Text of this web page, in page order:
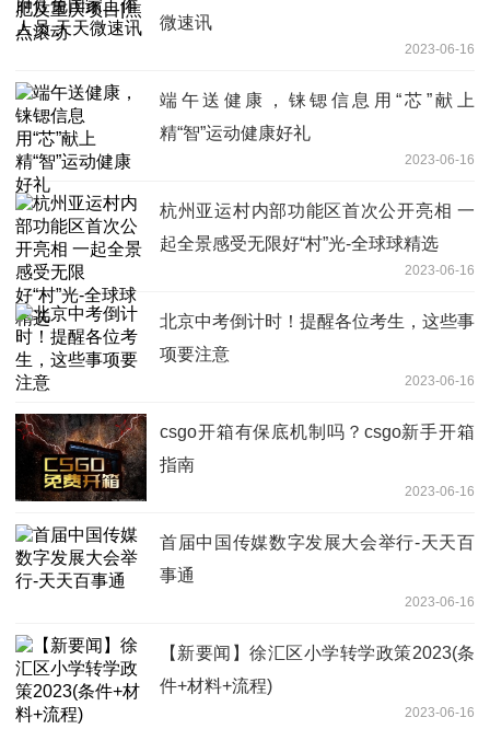
微速讯
2023-06-16
端午送健康，铼锶信息用“芯”献上
精“智”运动健康好礼
2023-06-16
杭州亚运村内部功能区首次公开亮相 一
起全景感受无限好“村”光-全球球精选
2023-06-16
​北京中考倒计时！提醒各位考生，这些事
项要注意
2023-06-16
csgo开箱有保底机制吗？csgo新手开箱
指南
2023-06-16
首届中国传媒数字发展大会举行-天天百
事通
2023-06-16
【新要闻】徐汇区小学转学政策2023(条
件+材料+流程)
2023-06-16